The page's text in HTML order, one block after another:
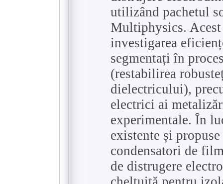
utilizând pachetul
Multiphysics.
investigarea
segmentați în
(restabilirea
dielectricului),
electrici ai
experimentale. În
existente și
condensatori de
de distrugere